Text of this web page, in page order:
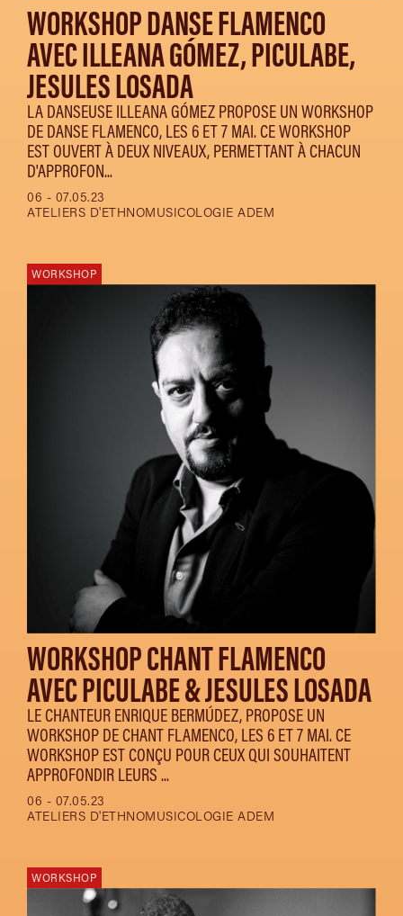
WORKSHOP DANSE FLAMENCO
AVEC ILLEANA GÓMEZ, PICULABE,
JESULES LOSADA
LA DANSEUSE ILLEANA GÓMEZ PROPOSE UN WORKSHOP
DE DANSE FLAMENCO, LES 6 ET 7 MAI. CE WORKSHOP
EST OUVERT À DEUX NIVEAUX, PERMETTANT À CHACUN
D'APPROFON...
06 - 07.05.23
ATELIERS D'ETHNOMUSICOLOGIE ADEM
WORKSHOP
WORKSHOP CHANT FLAMENCO
AVEC PICULABE & JESULES LOSADA
LE CHANTEUR ENRIQUE BERMÚDEZ, PROPOSE UN
WORKSHOP DE CHANT FLAMENCO, LES 6 ET 7 MAI. CE
WORKSHOP EST CONÇU POUR CEUX QUI SOUHAITENT
APPROFONDIR LEURS ...
06 - 07.05.23
ATELIERS D'ETHNOMUSICOLOGIE ADEM
WORKSHOP